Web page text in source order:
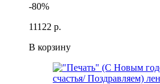
-80%
111 22 р.
В корзину